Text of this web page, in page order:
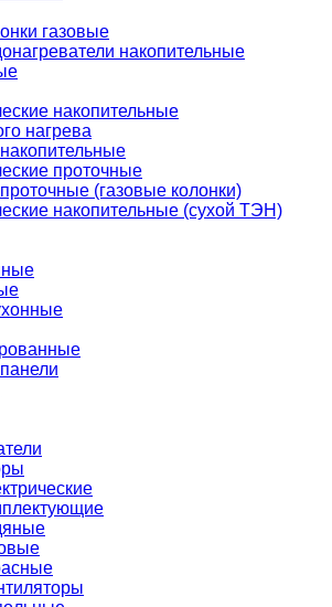
газовые
накопительные
накопительные
нагрева
проточные
(газовые колонки)
накопительные (сухой ТЭН)